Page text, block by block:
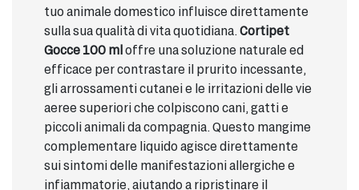
tuo animale domestico influisce direttamente
sulla sua qualità di vita quotidiana. Cortipet
Gocce 100 mloffre una soluzione naturale ed
efficace per contrastare il prurito incessante,
gli arrossamenti cutanei e le irritazioni delle vie
aeree superiori che colpiscono cani, gatti e
piccoli animali da compagnia. Questo mangime
complementare liquido agisce direttamente
sui sintomi delle manifestazioni allergiche e
infiammatorie, aiutando a ripristinare il